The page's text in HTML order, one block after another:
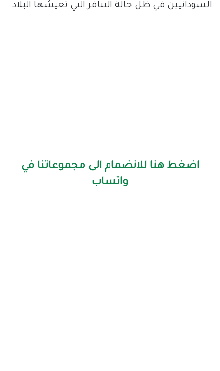
السودانيين في ظل حالة التنافر التي تعيشها البلاد.
اضغط هنا للانضمام الى مجموعاتنا في
واتساب